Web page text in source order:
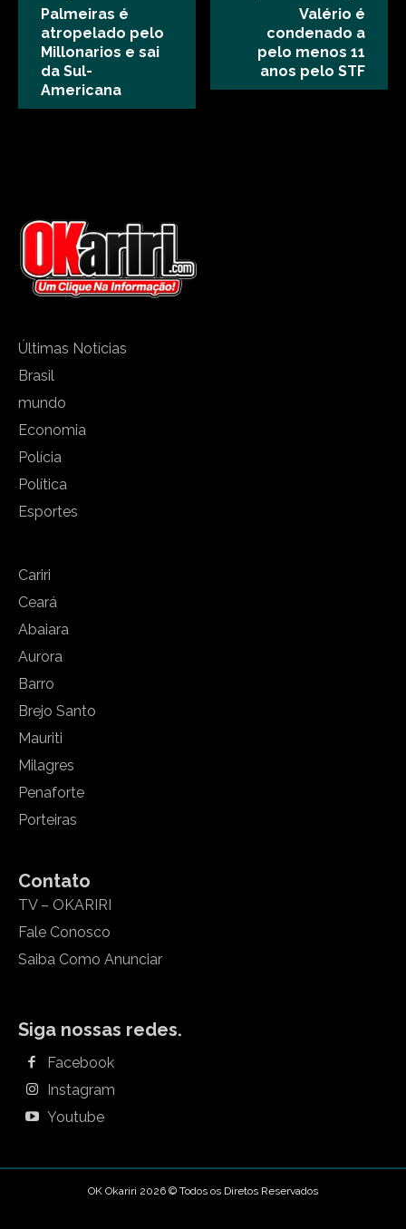
Palmeiras é
atropelado pelo
Millonarios e sai
da Sul-
Americana
Valério é
condenado a
pelo menos 11
anos pelo STF
Últimas Notícias
Brasil
mundo
Economia
Polícia
Política
Esportes
Cariri
Ceará
Abaiara
Aurora
Barro
Brejo Santo
Mauriti
Milagres
Penaforte
Porteiras
Contato
TV – OKARIRI
Fale Conosco
Saiba Como Anunciar
Siga nossas redes.
Facebook
Instagram
Youtube
OK Okariri 2026 © Todos os Diretos Reservados